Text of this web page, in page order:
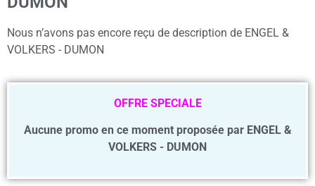
Nous n’avons pas encore reçu de description de ENGEL &
VOLKERS - DUMON
OFFRE SPECIALE
Aucune promo en ce moment proposée par ENGEL &
VOLKERS - DUMON